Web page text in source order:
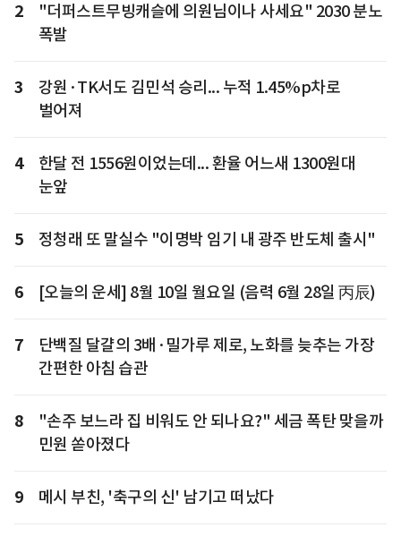
2
"더퍼스트무빙캐슬에 의원님이나 사세요" 2030 분노
폭발
3
강원·TK서도 김민석 승리... 누적 1.45%p차로
벌어져
4
한달 전 1556원이었는데... 환율 어느새 1300원대
눈앞
5 정청래 또 말실수 "이명박 임기 내 광주 반도체 출시"
6 [오늘의 운세] 8월 10일 월요일 (음력 6월 28일 丙辰)
7
단백질 달걀의 3배·밀가루 제로, 노화를 늦추는 가장
간편한 아침 습관
8
"손주 보느라 집 비워도 안 되나요?" 세금 폭탄 맞을까
민원 쏟아졌다
9 메시 부친, '축구의 신' 남기고 떠났다